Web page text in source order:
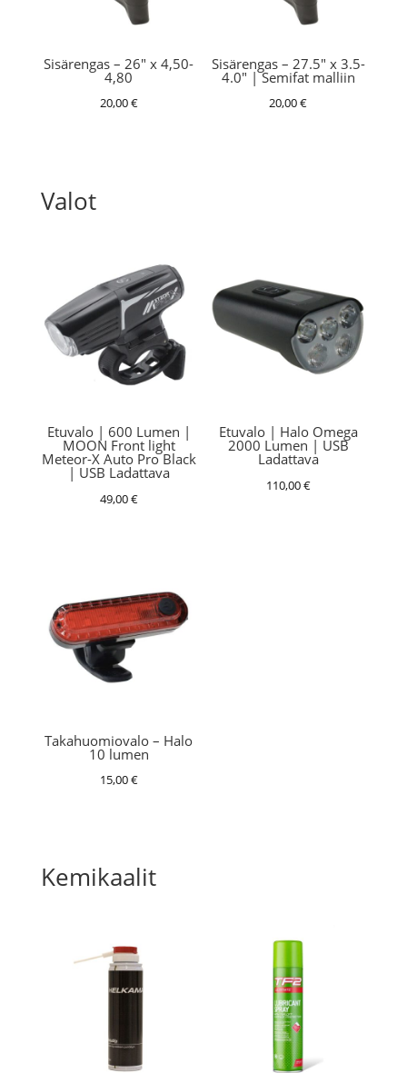
Sisärengas – 26″ x 4,50-
4,80
20,00€
Sisärengas – 27.5″ x 3.5-
4.0″ | Semifat malliin
20,00€
Valot
Etuvalo | 600 Lumen |
MOON Front light
Meteor-X Auto Pro Black
| USB Ladattava
49,00€
Etuvalo | Halo Omega
2000 Lumen | USB
Ladattava
110,00€
Takahuomiovalo – Halo
10 lumen
15,00€
Kemikaalit